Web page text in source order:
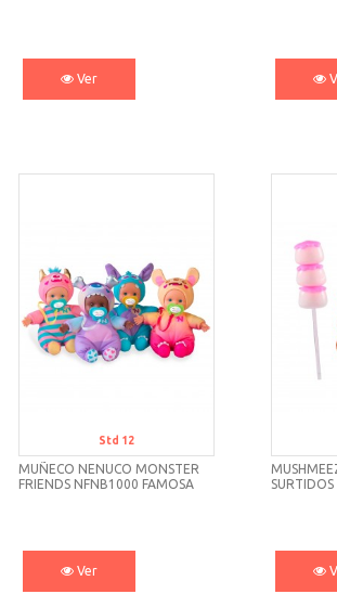
Ver
Std 12
MUÑECO NENUCO MONSTER
FRIENDS NFNB1000 FAMOSA
Ver